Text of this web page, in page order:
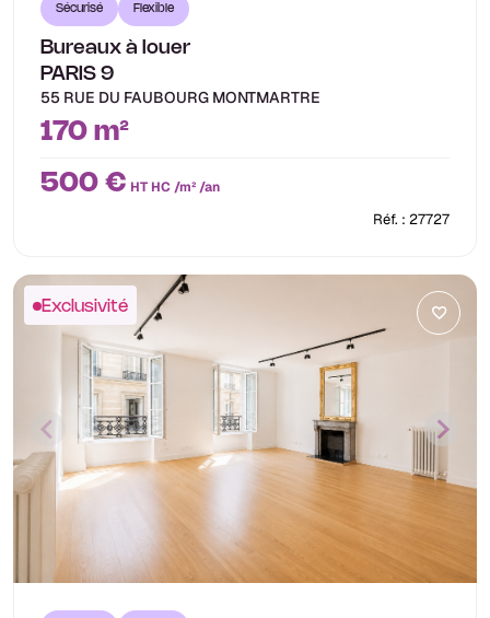
Sécurisé Flexible
Bureaux à louer
PARIS 9
55 RUE DU FAUBOURG MONTMARTRE
170 m²
500 € HT HC /m² /an
Réf. : 27727
Exclusivité